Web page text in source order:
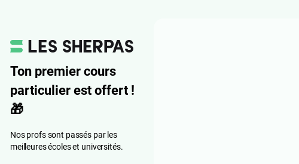
Ton premier cours
particulier est offert !
🎁
Nos profs sont passés par les
meilleures écoles et universités.